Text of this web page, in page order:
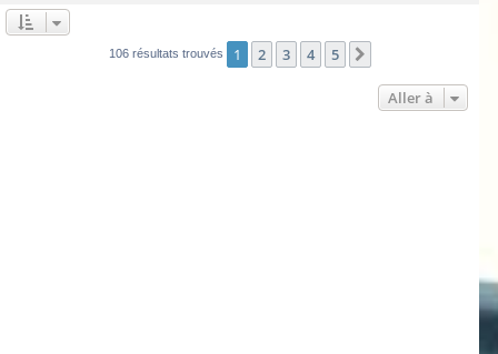
106 résultats trouvés 1 2 3 4 5
Aller à